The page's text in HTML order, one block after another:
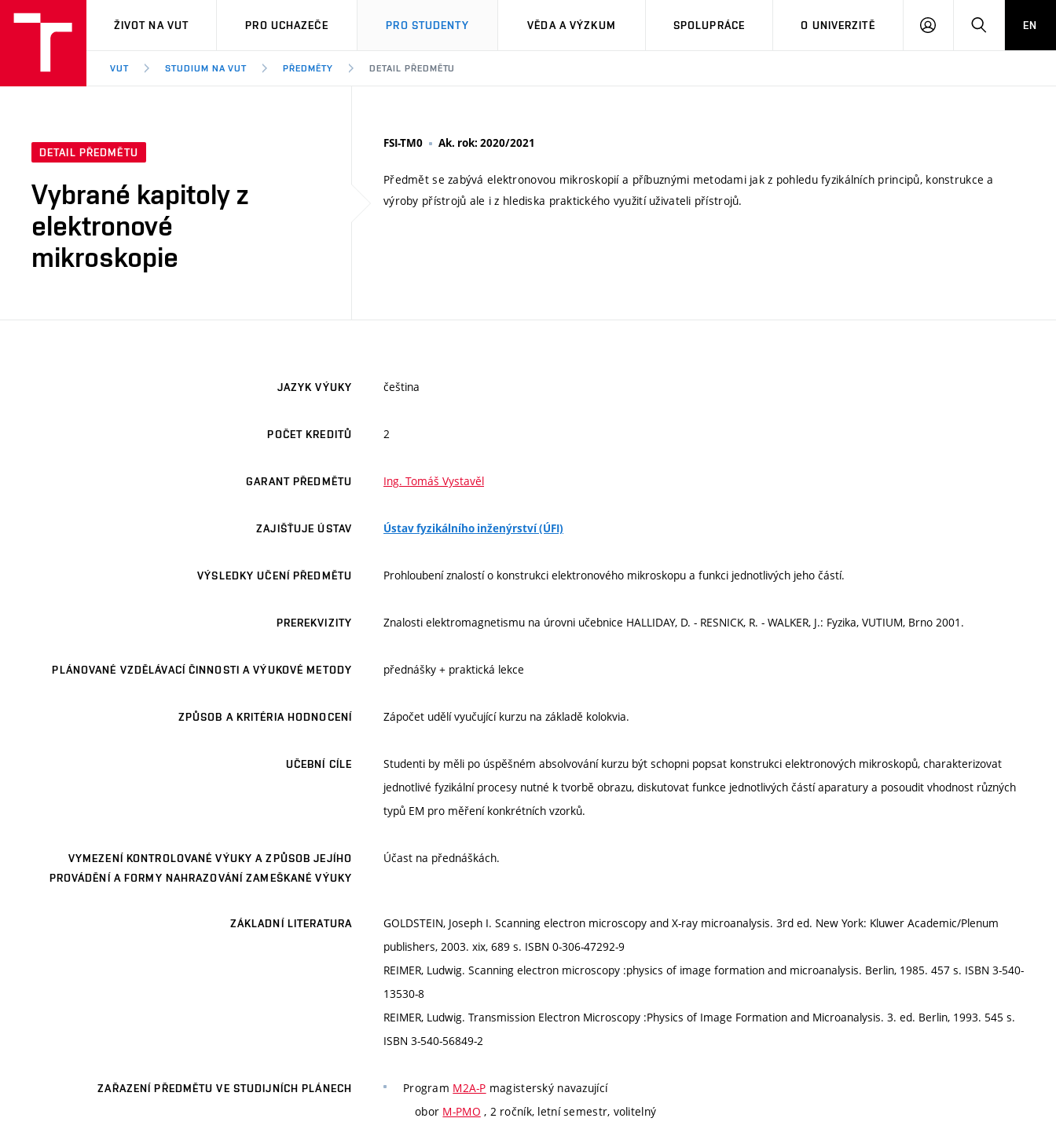
VUT
ŽIVOT NA VUT PRO UCHAZEČE PRO STUDENTY VĚDA A VÝZKUM SPOLUPRÁCE O UNIVERZITĚ
PŘIHLÁSIT HLEDATEN
VUT STUDIUM NA VUT PŘEDMĚTY DETAIL PŘEDMĚTU
DETAIL PŘEDMĚTU
Vybrané kapitoly z
elektronové
mikroskopie
FSI-TM0 Ak. rok: 2020/2021
Předmět se zabývá elektronovou mikroskopií a příbuznými metodami jak z pohledu fyzikálních principů, konstrukce a
výroby přístrojů ale i z hlediska praktického využití uživateli přístrojů.
JAZYK VÝUKY čeština
POČET KREDITŮ 2
GARANT PŘEDMĚTU Ing. Tomáš Vystavěl
ZAJIŠŤUJE ÚSTAV Ústav fyzikálního inženýrství (ÚFI)
VÝSLEDKY UČENÍ PŘEDMĚTU Prohloubení znalostí o konstrukci elektronového mikroskopu a funkci jednotlivých jeho částí.
PREREKVIZITY Znalosti elektromagnetismu na úrovni učebnice HALLIDAY, D. - RESNICK, R. - WALKER, J.: Fyzika, VUTIUM, Brno 2001.
PLÁNOVANÉ VZDĚLÁVACÍ ČINNOSTI A VÝUKOVÉ METODY přednášky + praktická lekce
ZPŮSOB A KRITÉRIA HODNOCENÍ Zápočet udělí vyučující kurzu na základě kolokvia.
UČEBNÍ CÍLE
Studenti by měli po úspěšném absolvování kurzu být schopni popsat konstrukci elektronových mikroskopů, charakterizovat
jednotlivé fyzikální procesy nutné k tvorbě obrazu, diskutovat funkce jednotlivých částí aparatury a posoudit vhodnost různých
typů EM pro měření konkrétních vzorků.
VYMEZENÍ KONTROLOVANÉ VÝUKY A ZPŮSOB JEJÍHO
PROVÁDĚNÍ A FORMY NAHRAZOVÁNÍ ZAMEŠKANÉ VÝUKY
Účast na přednáškách.
ZÁKLADNÍ LITERATURA
GOLDSTEIN, Joseph I. Scanning electron microscopy and X-ray microanalysis. 3rd ed. New York: Kluwer Academic/Plenum
publishers, 2003. xix, 689 s. ISBN 0-306-47292-9
REIMER, Ludwig. Scanning electron microscopy :physics of image formation and microanalysis. Berlin, 1985. 457 s. ISBN 3-540-
13530-8
REIMER, Ludwig. Transmission Electron Microscopy :Physics of Image Formation and Microanalysis. 3. ed. Berlin, 1993. 545 s.
ISBN 3-540-56849-2
ZAŘAZENÍ PŘEDMĚTU VE STUDIJNÍCH PLÁNECH Program M2A-P magisterský navazující
obor M-PMO , 2 ročník, letní semestr, volitelný